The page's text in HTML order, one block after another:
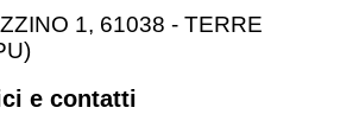
1, 61038 - TERRE
e contatti